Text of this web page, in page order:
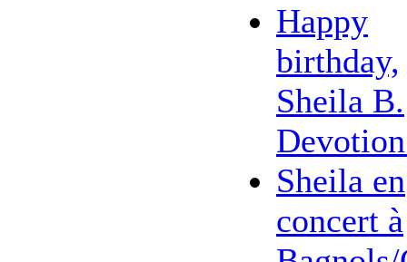
Happy
birthday,
Sheila B.
Sheila en
concert à